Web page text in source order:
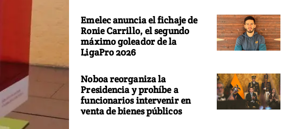
Emelec anuncia el fichaje de
Ronie Carrillo, el segundo
máximo goleador de la
LigaPro 2026
Noboa reorganiza la
Presidencia y prohíbe a
funcionarios intervenir en
venta de bienes públicos